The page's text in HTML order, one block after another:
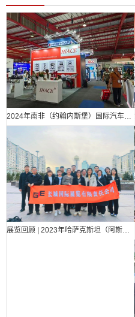
2024年南非（约翰内斯堡）国际汽车零部件、汽车技术及服务展览会
展览回顾 | 2023年哈萨克斯坦（阿斯塔纳）国际汽车零部件、汽车技术及服务展览会（Automechanika Astana）